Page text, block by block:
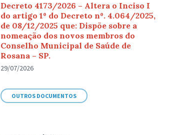
Decreto 4173/2026 – Altera o Inciso I
do artigo 1º do Decreto nº. 4.064/2025,
de 08/12/2025 que: Dispõe sobre a
nomeação dos novos membros do
Conselho Municipal de Saúde de
Rosana – SP.
29/07/2026
OUTROS DOCUMENTOS